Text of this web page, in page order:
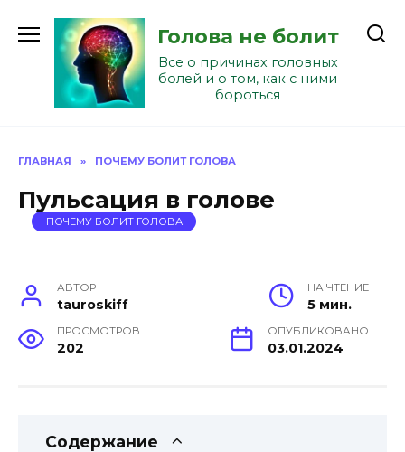
содержанию
Голова не болит
Все о причинах головных
болей и о том, как с ними
бороться
ГЛАВНАЯ » ПОЧЕМУ БОЛИТ ГОЛОВА
Пульсация в голове
ПОЧЕМУ БОЛИТ ГОЛОВА
АВТОР
tauroskiff
НА ЧТЕНИЕ
5 мин.
ПРОСМОТРОВ
202
ОПУБЛИКОВАНО
03.01.2024
Содержание